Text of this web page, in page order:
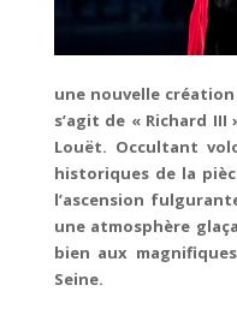
une nouvelle
s’agit de « Richard III
Louët. Occultant
historiques de la
l’ascension
une atmosphère
bien aux
Seine.